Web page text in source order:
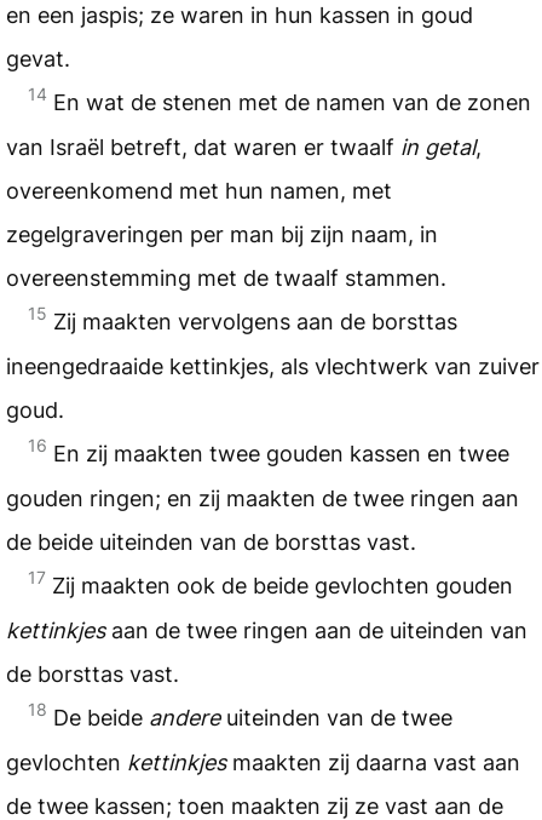
en een jaspis; ze waren in hun kassen in goud
gevat.
14 En wat de stenen met de namen van de zonen
van Israël betreft, dat waren er twaalf in getal,
overeenkomend met hun namen, met
zegelgraveringen per man bij zijn naam, in
overeenstemming met de twaalf stammen.
15 Zij maakten vervolgens aan de borsttas
ineengedraaide kettinkjes, als vlechtwerk van zuiver
goud.
16 En zij maakten twee gouden kassen en twee
gouden ringen; en zij maakten de twee ringen aan
de beide uiteinden van de borsttas vast.
17 Zij maakten ook de beide gevlochten gouden
kettinkjesaan de twee ringen aan de uiteinden van
de borsttas vast.
18 De beide andereuiteinden van de twee
gevlochten kettinkjesmaakten zij daarna vast aan
de twee kassen; toen maakten zij ze vast aan de